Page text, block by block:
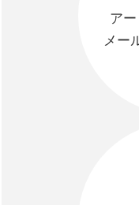
ア
メー